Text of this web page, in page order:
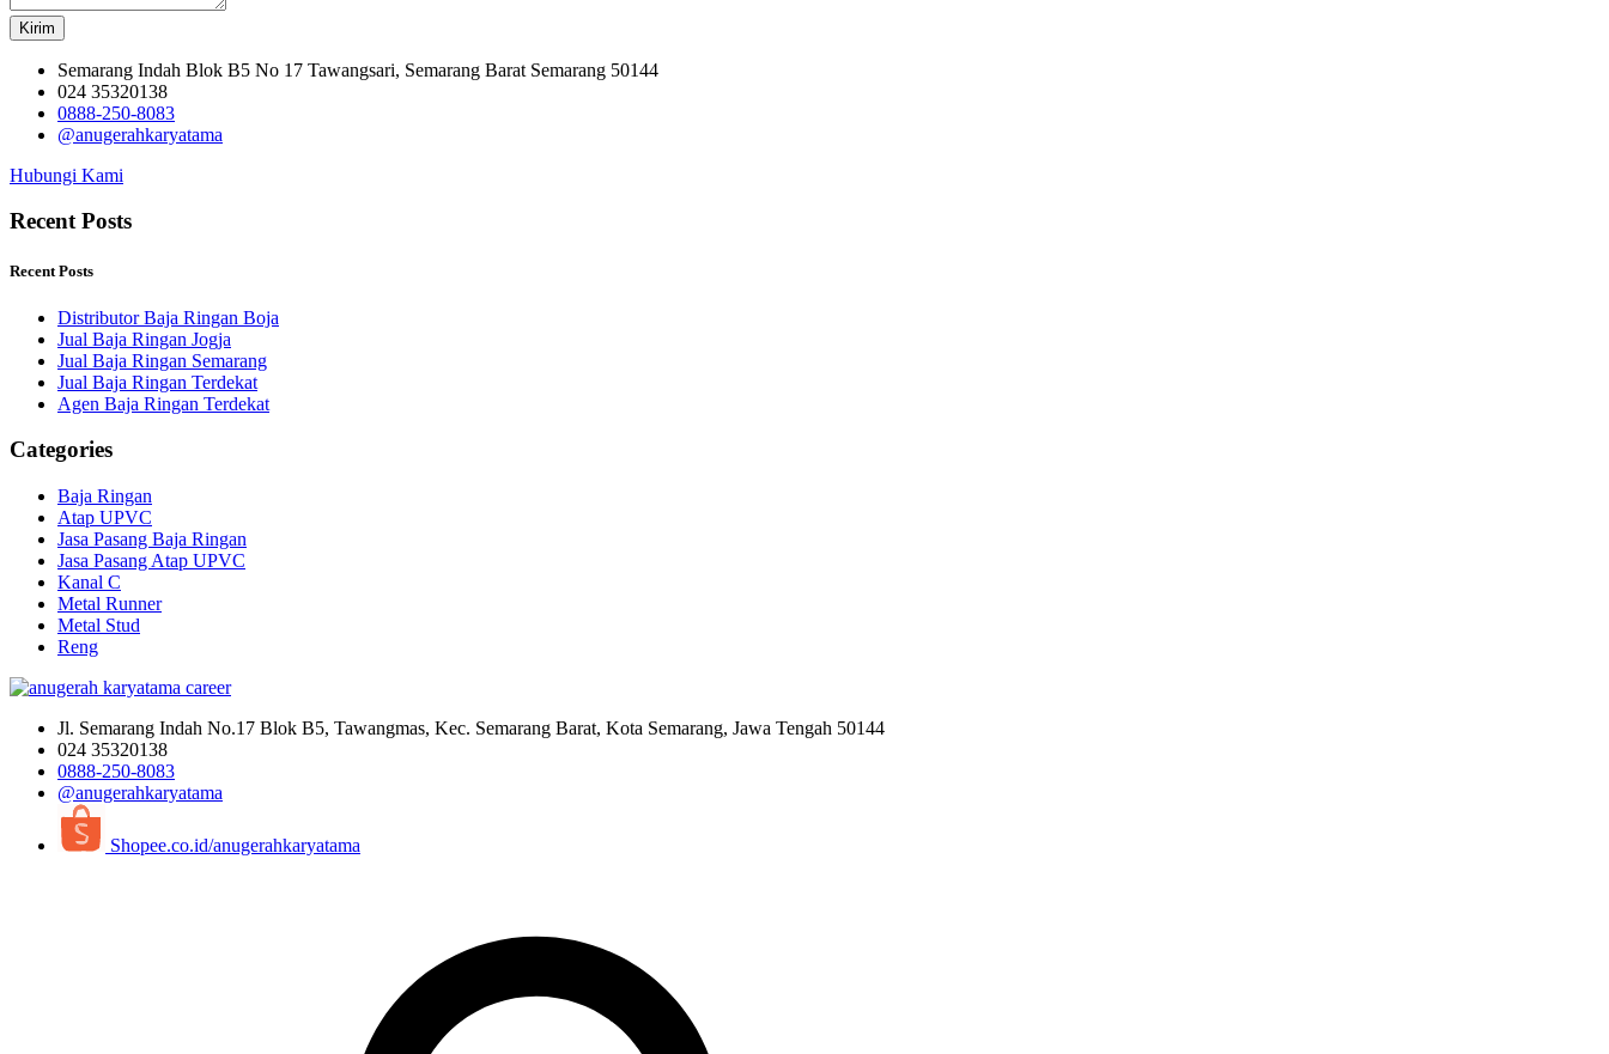
Kirim
Semarang Indah Blok B5 No 17 Tawangsari, Semarang Barat Semarang 50144
024 35320138
0888-250-8083
@anugerahkaryatama
Hubungi Kami
Recent Posts
Recent Posts
Distributor Baja Ringan Boja
Jual Baja Ringan Jogja
Jual Baja Ringan Semarang
Jual Baja Ringan Terdekat
Agen Baja Ringan Terdekat
Categories
Baja Ringan
Atap UPVC
Jasa Pasang Baja Ringan
Jasa Pasang Atap UPVC
Kanal C
Metal Runner
Metal Stud
Reng
Jl. Semarang Indah No.17 Blok B5, Tawangmas, Kec. Semarang Barat, Kota Semarang, Jawa Tengah 50144
024 35320138
0888-250-8083
@anugerahkaryatama
Shopee.co.id/anugerahkaryatama